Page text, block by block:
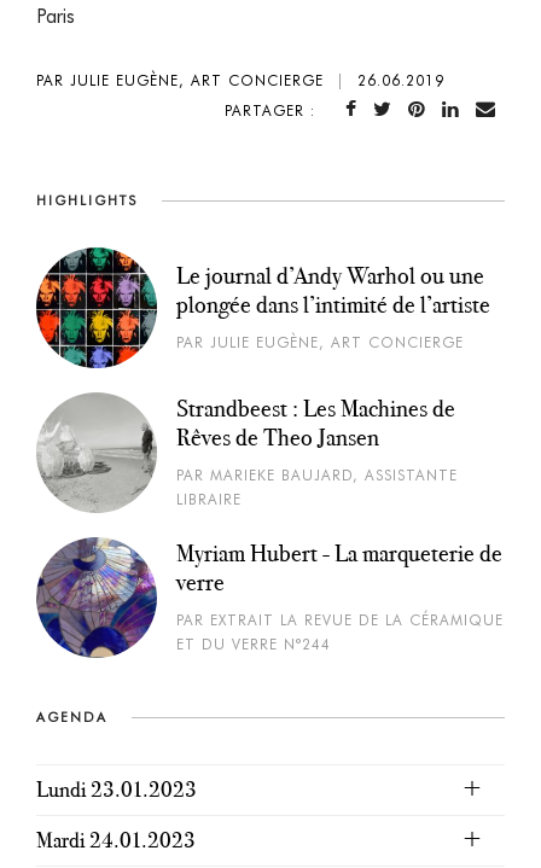
Paris
PAR JULIE EUGÈNE, ART CONCIERGE
26.06.2019
PARTAGER :
HIGHLIGHTS
Le journal d’Andy Warhol ou une
plongée dans l’intimité de l’artiste
PAR JULIE EUGÈNE, ART CONCIERGE
Strandbeest : Les Machines de
Rêves de Theo Jansen
PAR MARIEKE BAUJARD, ASSISTANTE
LIBRAIRE
Myriam Hubert - La marqueterie de
verre
PAR EXTRAIT LA REVUE DE LA CÉRAMIQUE
ET DU VERRE N°244
AGENDA
Lundi 23.01.2023
Mardi 24.01.2023